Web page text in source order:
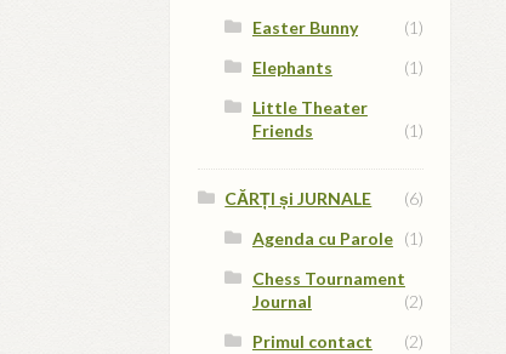
Easter Bunny
(1)
Elephants
(1)
Little Theater
Friends
(1)
CĂRȚI și JURNALE
(6)
Agenda cu Parole (1)
Chess Tournament
Journal
(2)
Primul contact
(2)